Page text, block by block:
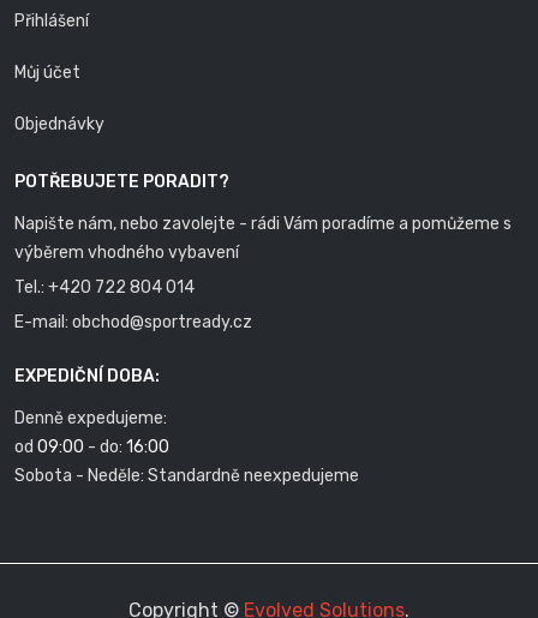
Přihlášení
Můj účet
Objednávky
POTŘEBUJETE PORADIT?
Napište nám, nebo zavolejte - rádi Vám poradíme a pomůžeme s
výběrem vhodného vybavení
Tel.: +420 722 804 014
E-mail: obchod@sportready.cz
EXPEDIČNÍ DOBA:
Denně expedujeme:
od 09:00 - do: 16:00
Sobota - Neděle: Standardně neexpedujeme
Copyright © Evolved Solutions.